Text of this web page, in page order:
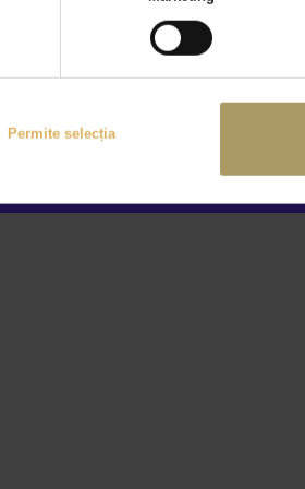
Permite selecția